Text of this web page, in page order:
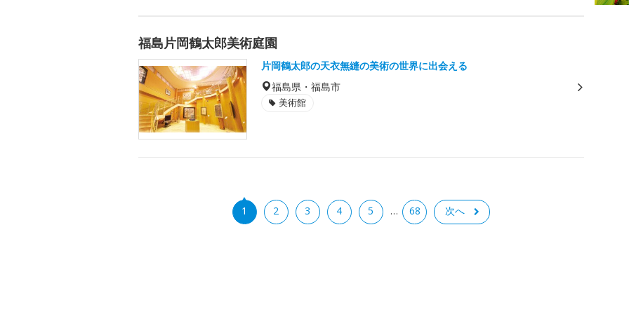
福島片岡鶴太郎美術庭園
片岡鶴太郎の天衣無縫の美術の世界に出会える
福島県・福島市
美術館
1 2 3 4 5 … 68 次へ